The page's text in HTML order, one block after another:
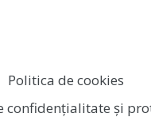
Politica de cookies
confidențialitate și